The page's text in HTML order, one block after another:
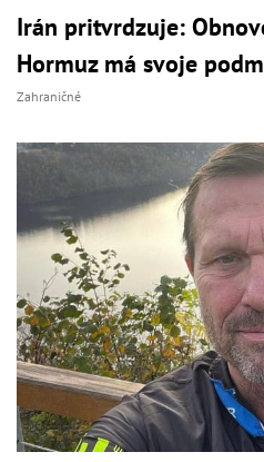
Irán pritvrdzuje:
Hormuz má svoje
Zahraničné